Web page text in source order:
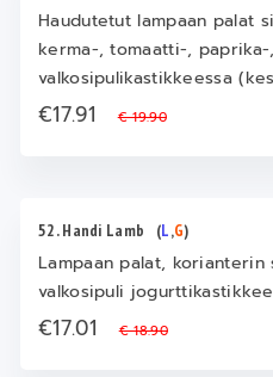
Haudutetut lampaan palat
kerma-, tomaatti-,
valkosipulikastikkeessa
€17.91€ 19.90
52. Handi Lamb (L,G)
Lampaan palat,
valkosipuli
€17.01€ 18.90